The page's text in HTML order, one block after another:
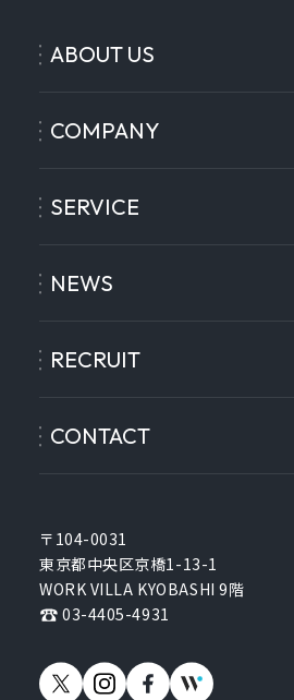
〒104-0031
東京都中央区京橋1-13-1
WORK VILLA KYOBASHI 9階
03-4405-4931
ABOUT US
COMPANY
SERVICE
NEWS
RECRUIT
CONTACT